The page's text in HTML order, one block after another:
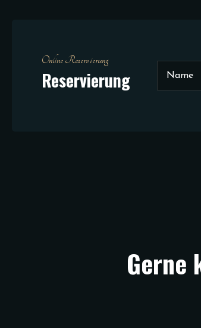
Online Reservierung
Reservierung
Gerne